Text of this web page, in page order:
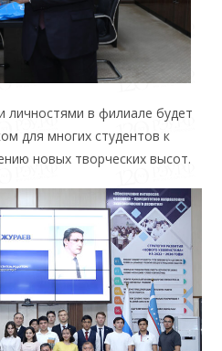
личностями в филиале будет
для многих студентов к
новых творческих высот.